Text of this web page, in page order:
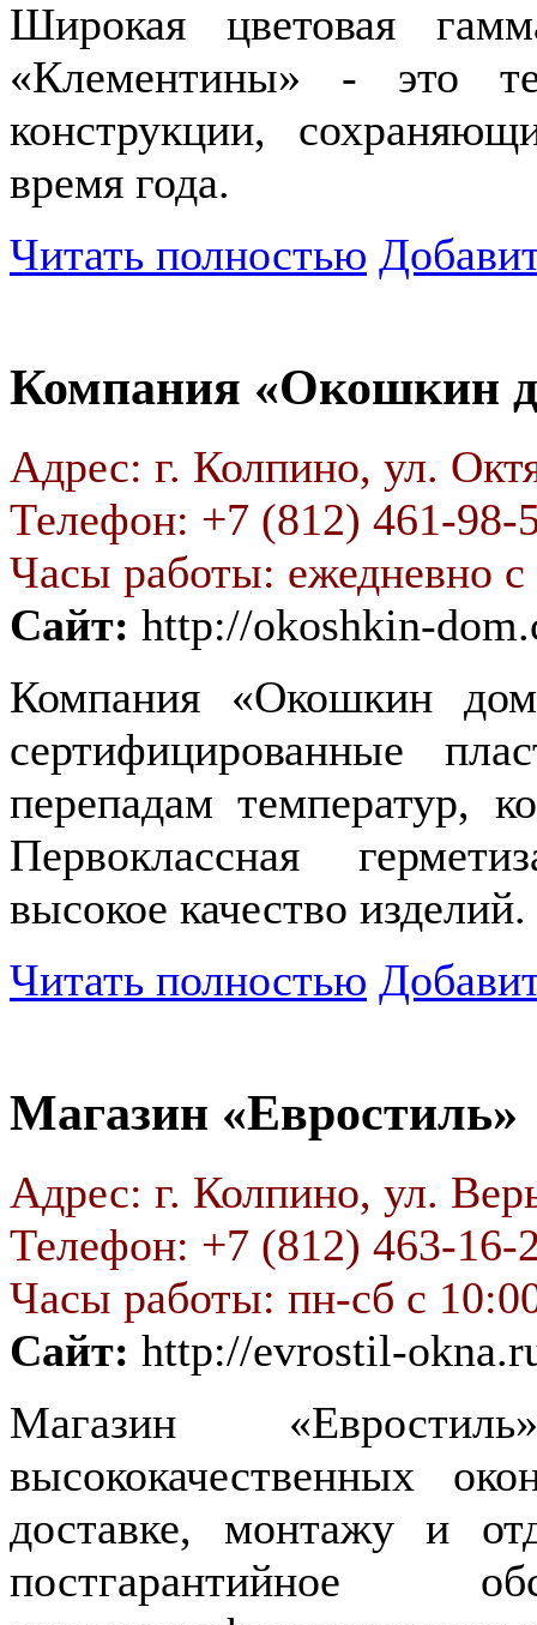
Широкая цветовая
«Клементины» - это
конструкции,
время года.
Читать полностью
Компания «Окошкин
Адрес: г. Колпино, ул.
Телефон: +7 (812) 461-98-
Часы работы: ежедневно
Сайт: http://okoshkin-
Компания «Окошкин
сертифицированные
перепадам температур,
Первоклассная
высокое качество изделий.
Читать полностью
Магазин «Евростиль»
Адрес: г. Колпино, ул.
Телефон: +7 (812) 463-16-
Часы работы: пн-сб с
Сайт: http://evrostil-
Магазин
высококачественных
доставке, монтажу и
постгарантийное